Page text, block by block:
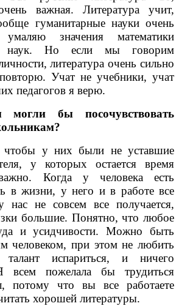
важная. Литература учит,
гуманитарные науки очень
значения математики
наук. Но если мы говорим
литература очень сильно
Учат не учебники, учат
педагогов я верю.
бы посочувствовать
у них были не уставшие
у которых остается время
Когда у человека есть
в жизни, у него и в работе все
нас не совсем все получается,
большие. Понятно, что любое
и усидчивости. Можно быть
человеком, при этом не любить
талант испариться, и ничего
всем пожелала бы трудиться
потому что вы все работаете
хорошей литературы.